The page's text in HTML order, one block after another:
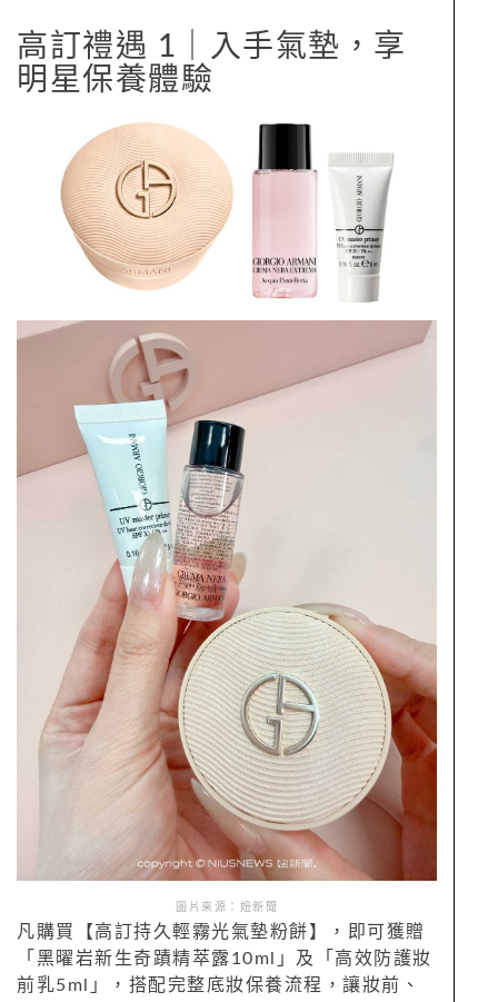
高訂禮遇 1｜入手氣墊，享
明星保養體驗
圖片來源：妞新聞
凡購買【高訂持久輕霧光氣墊粉餅】，即可獲贈
「黑曜岩新生奇蹟精萃露10ml」及「高效防護妝
前乳5ml」，搭配完整底妝保養流程，讓妝前、